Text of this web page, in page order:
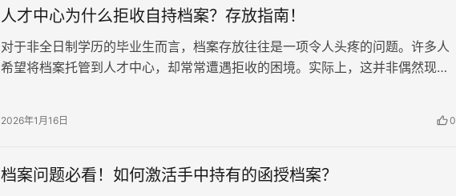
人才中心为什么拒收自持档案？存放指南！
对于非全日制学历的毕业生而言，档案存放往往是一项令人头疼的问题。许多人
希望将档案托管到人才中心，却常常遭遇拒收的困境。实际上，这并非偶然现
2026年1月16日 0
档案问题必看！如何激活手中持有的函授档案？